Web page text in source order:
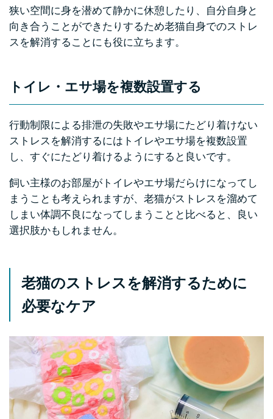
狭い空間に身を潜めて静かに休憩したり、自分自身と
向き合うことができたりするため老猫自身でのストレ
スを解消することにも役に立ちます。
トイレ・エサ場を複数設置する
行動制限による排泄の失敗やエサ場にたどり着けない
ストレスを解消するにはトイレやエサ場を複数設置
し、すぐにたどり着けるようにすると良いです。
飼い主様のお部屋がトイレやエサ場だらけになってし
まうことも考えられますが、老猫がストレスを溜めて
しまい体調不良になってしまうことと比べると、良い
選択肢かもしれません。
老猫のストレスを解消するために
必要なケア